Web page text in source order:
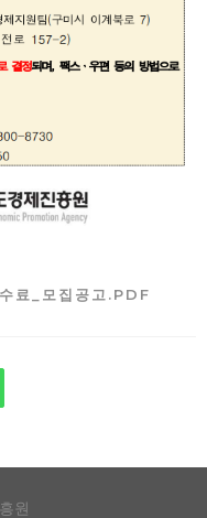
료_모집공고.PDF
원